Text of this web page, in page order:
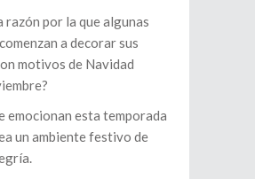
razón por la que algunas
a decorar sus
motivos de Navidad
emocionan esta temporada
un ambiente festivo de